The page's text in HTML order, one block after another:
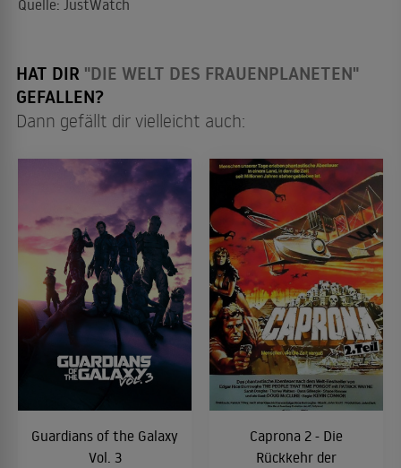
Quelle: JustWatch
HAT DIR "DIE WELT DES FRAUENPLANETEN"
GEFALLEN?
Dann gefällt dir vielleicht auch:
Guardians of the Galaxy
Vol. 3
Caprona 2 - Die
Rückkehr der